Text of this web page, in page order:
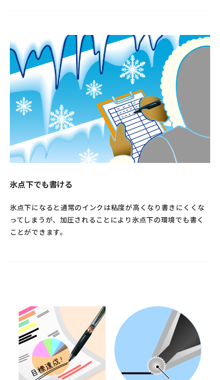
氷点下でも書ける
氷点下になると通常のインクは粘度が高くなり書きにくくな
ってしまうが、加圧されることにより氷点下の環境でも書く
ことができます。